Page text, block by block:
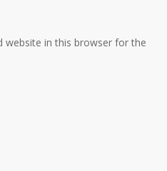
website in this browser for the